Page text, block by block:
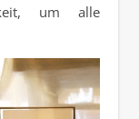
um alle